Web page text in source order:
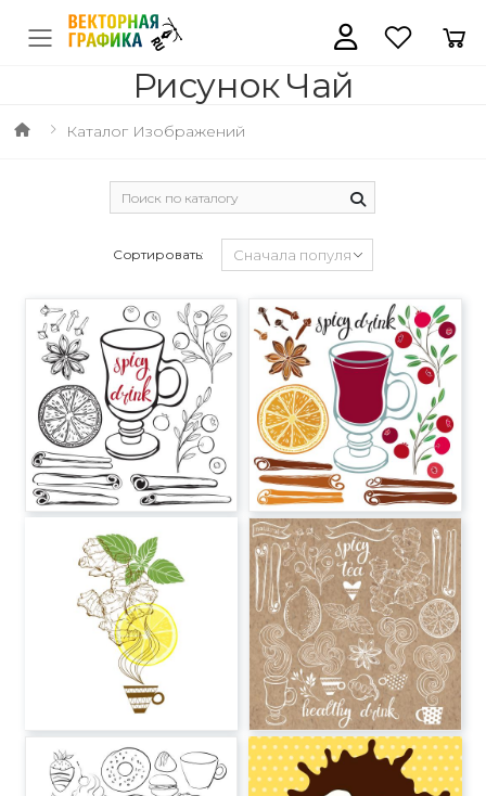
Рисунок Чай
Каталог Изображений
Сортировать: